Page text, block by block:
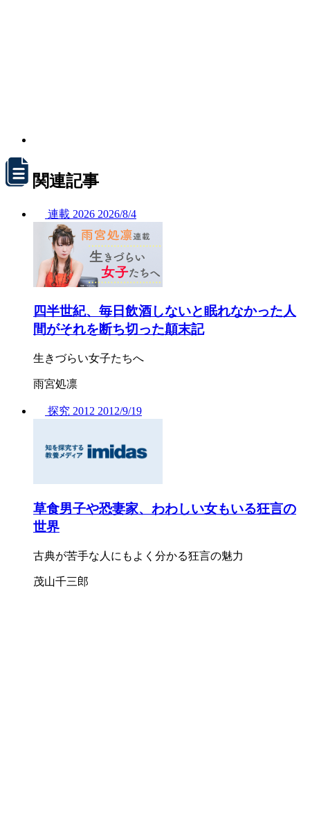
関連記事
連載 2026 2026/8/4
四半世紀、毎日飲酒しないと眠れなかった人
間がそれを断ち切った顛末記
生きづらい女子たちへ
雨宮処凛
探究 2012 2012/9/19
草食男子や恐妻家、わわしい女もいる狂言の
世界
古典が苦手な人にもよく分かる狂言の魅力
茂山千三郎